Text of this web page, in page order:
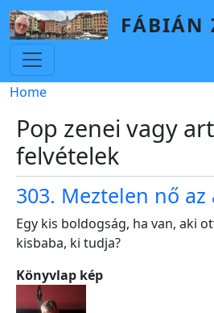
Skip to main content
FÁBIÁN
Breadcrumb
Home
Pop zenei vagy
felvételek
303. Meztelen nő
Egy kis boldogság, ha van, aki
kisbaba, ki tudja?
Könyvlap kép